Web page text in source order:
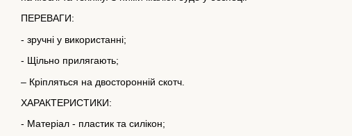
ПЕРЕВАГИ:
- зручні у використанні;
- Щільно прилягають;
– Кріпляться на двосторонній скотч.
ХАРАКТЕРИСТИКИ:
- Матеріал - пластик та силікон;